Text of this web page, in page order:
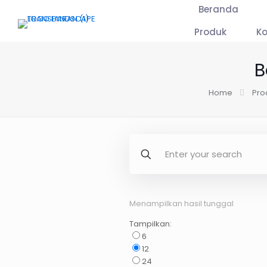
Beranda
Produk
Home
Menampilkan hasil tunggal
Tampilkan:
6
12
24